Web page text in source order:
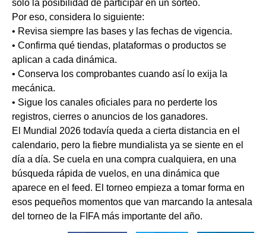
solo la posibilidad de participar en un sorteo.
Por eso, considera lo siguiente:
• Revisa siempre las bases y las fechas de vigencia.
• Confirma qué tiendas, plataformas o productos se
aplican a cada dinámica.
• Conserva los comprobantes cuando así lo exija la
mecánica.
• Sigue los canales oficiales para no perderte los
registros, cierres o anuncios de los ganadores.
El Mundial 2026 todavía queda a cierta distancia en el
calendario, pero la fiebre mundialista ya se siente en el
día a día. Se cuela en una compra cualquiera, en una
búsqueda rápida de vuelos, en una dinámica que
aparece en el feed. El torneo empieza a tomar forma en
esos pequeños momentos que van marcando la antesala
del torneo de la FIFA más importante del año.